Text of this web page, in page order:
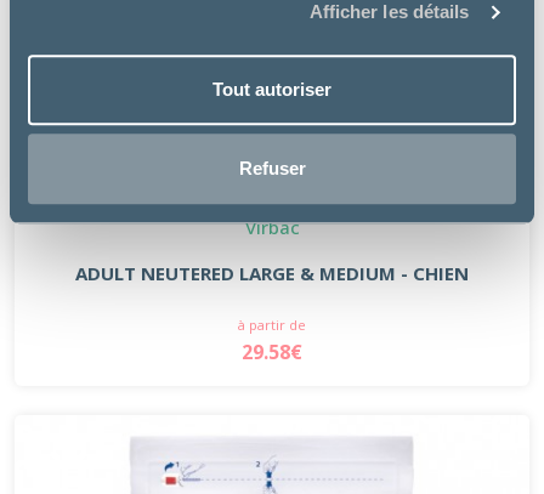
Afficher les détails
Tout autoriser
Refuser
Virbac
ADULT NEUTERED LARGE & MEDIUM - CHIEN
à partir de
29.58€